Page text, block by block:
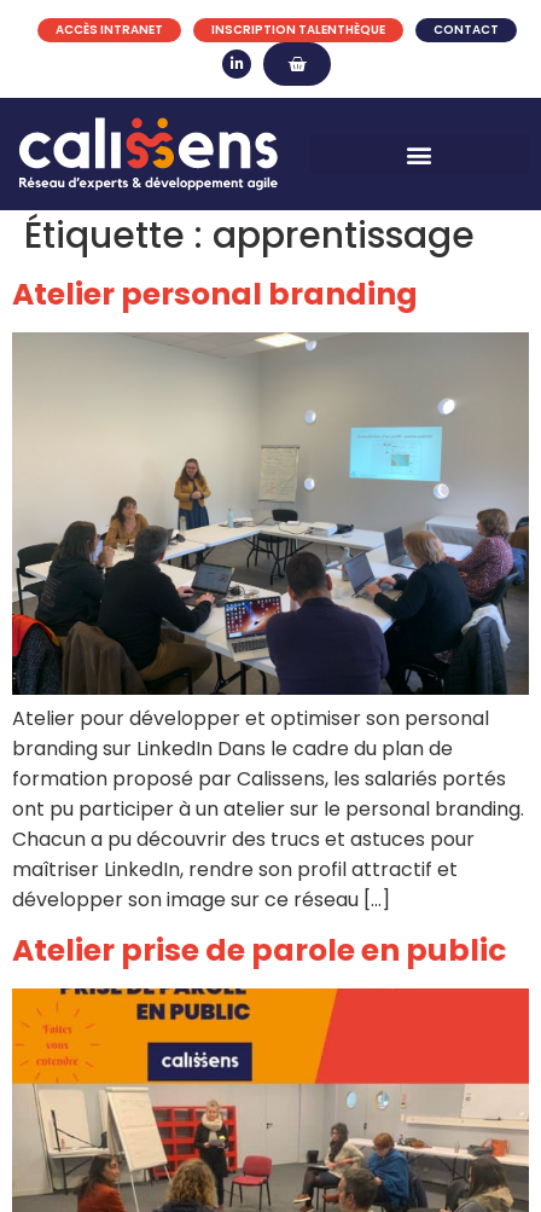
ACCÈS INTRANET INSCRIPTION TALENTHÈQUE CONTACT
Étiquette : apprentissage
Atelier personal branding
Atelier pour développer et optimiser son personal
branding sur LinkedIn Dans le cadre du plan de
formation proposé par Calissens, les salariés portés
ont pu participer à un atelier sur le personal branding.
Chacun a pu découvrir des trucs et astuces pour
maîtriser LinkedIn, rendre son profil attractif et
développer son image sur ce réseau […]
Atelier prise de parole en public